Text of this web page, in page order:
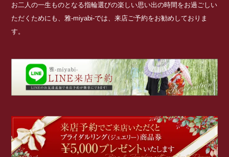
お二人の一生ものとなる指輪選びの楽しい思い出の時間をお過ごしい
ただくためにも、雅-miyabi-では、来店ご予約をお勧めしておりま
す。